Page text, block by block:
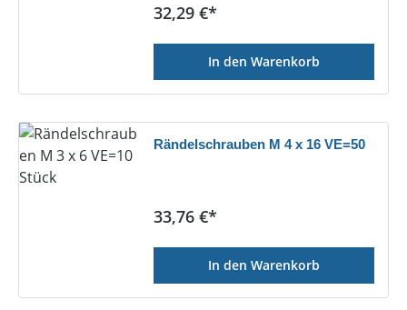
Regulärer Preis:
32,29 €*
In den Warenkorb
Rändelschrauben M 4 x 16 VE=50
Regulärer Preis:
33,76 €*
In den Warenkorb